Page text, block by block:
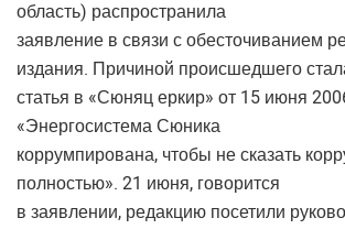
область) распространила
заявление в связи с обесточиванием
издания. Причиной происшедшего
статья в «Сюняц еркир» от 15 июня
«Энергосистема Сюника
коррумпирована, чтобы не сказать
полностью». 21 июня, говорится
в заявлении, редакцию посетили